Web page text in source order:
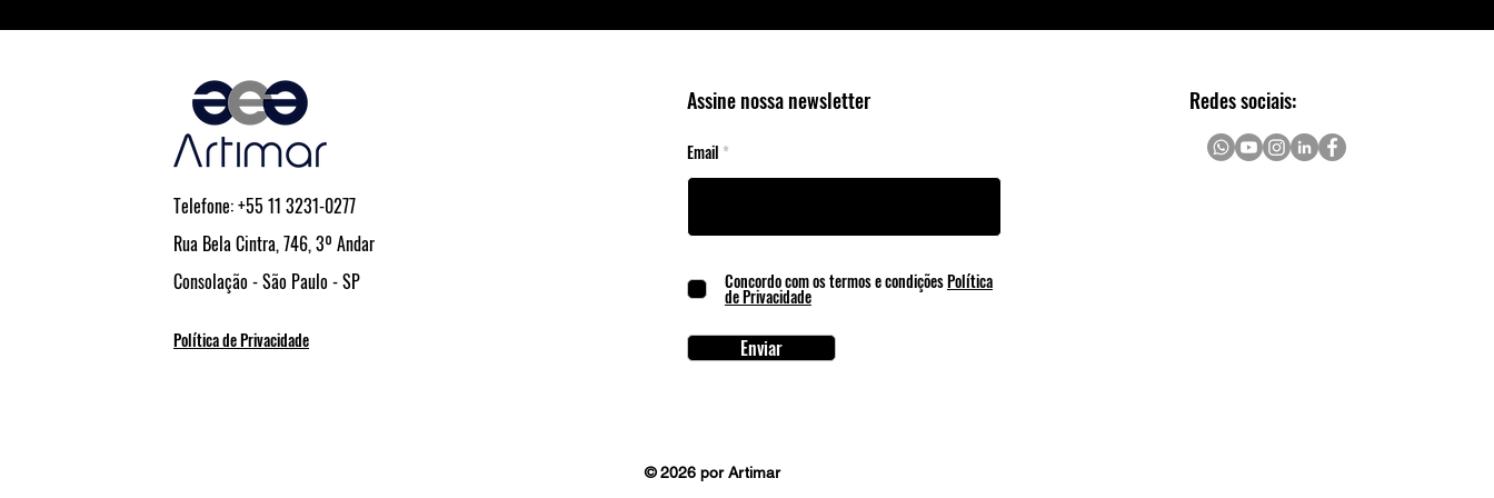
Telefone: +55 11 3231-0277
Rua Bela Cintra, 746, 3º Andar
Consolação - São Paulo - SP
Política de Privacidade
Assine nossa newsletter
Email
Concordo com os termos e condiçõesPolítica
de Privacidade
Enviar
© 2026 por Artimar
Redes sociais: